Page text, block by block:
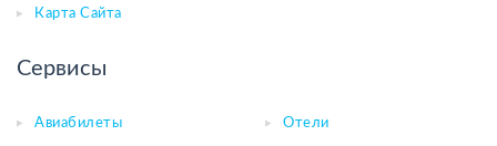
Карта Сайта
Сервисы
Авиабилеты Отели